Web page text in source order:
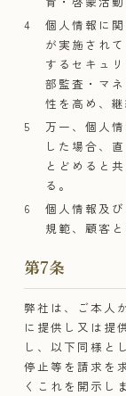
個人情報に
が実施され
するセキュ
部監査・マ
性を高め、
万一、個人
した場合、
とどめると
る。
個人情報及
規範、顧客
第7条​
弊社は、ご本人
に提供し又は提
し、以下同様と
停止等を請求を
くこれを開示し